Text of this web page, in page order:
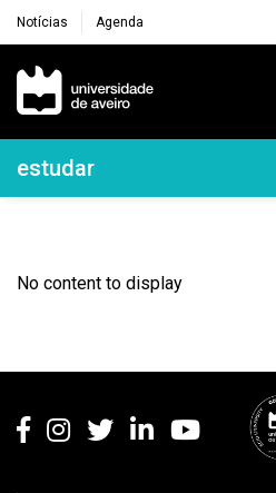
Notícias Agenda
Navegação Principal
Navegação Lateral
estudar
No content to display